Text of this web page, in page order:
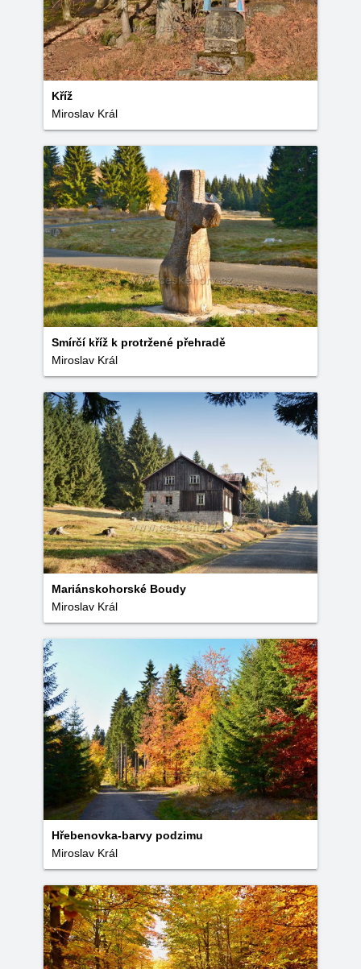
Kříž
Miroslav Král
Smírčí kříž k protržené přehradě
Miroslav Král
Mariánskohorské Boudy
Miroslav Král
Hřebenovka-barvy podzimu
Miroslav Král